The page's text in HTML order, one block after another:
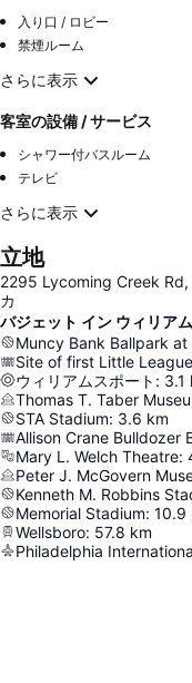
入り口 / ロビー
禁煙ルーム
さらに表示
客室の設備 / サービス
シャワー付バスルーム
テレビ
さらに表示
立地
2295 Lycoming Creek Rd,
カ
バジェット イン ウィリア
Muncy Bank Ballpark
Site of first Little
ウィリアムスポート : 3.1
Thomas T. Taber
STA Stadium: 3.6 km
Allison Crane Bulldozer
Mary L. Welch Theatre:
Peter J. McGovern
Kenneth M. Robbins
Memorial Stadium: 10.9
Wellsboro: 57.8 km
Philadelphia